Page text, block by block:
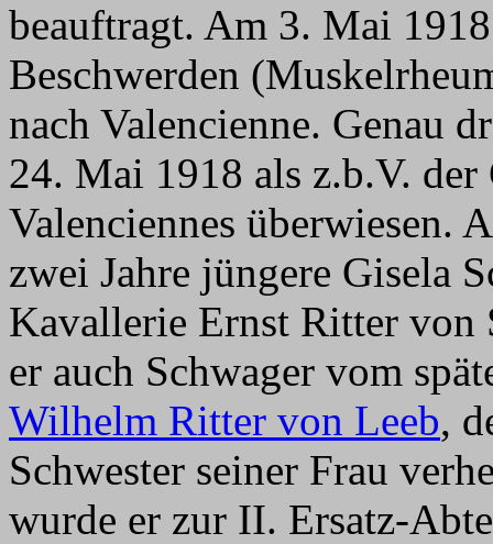
beauftragt. Am 3. Mai
Beschwerden
nach Valencienne. Genau
24. Mai 1918 als z.b.V. der
Valenciennes überwiesen.
zwei Jahre jüngere Gisela
Kavallerie Ernst Ritter von
er auch Schwager vom
Wilhelm Ritter von Leeb,
Schwester seiner Frau
wurde er zur II. Ersatz-